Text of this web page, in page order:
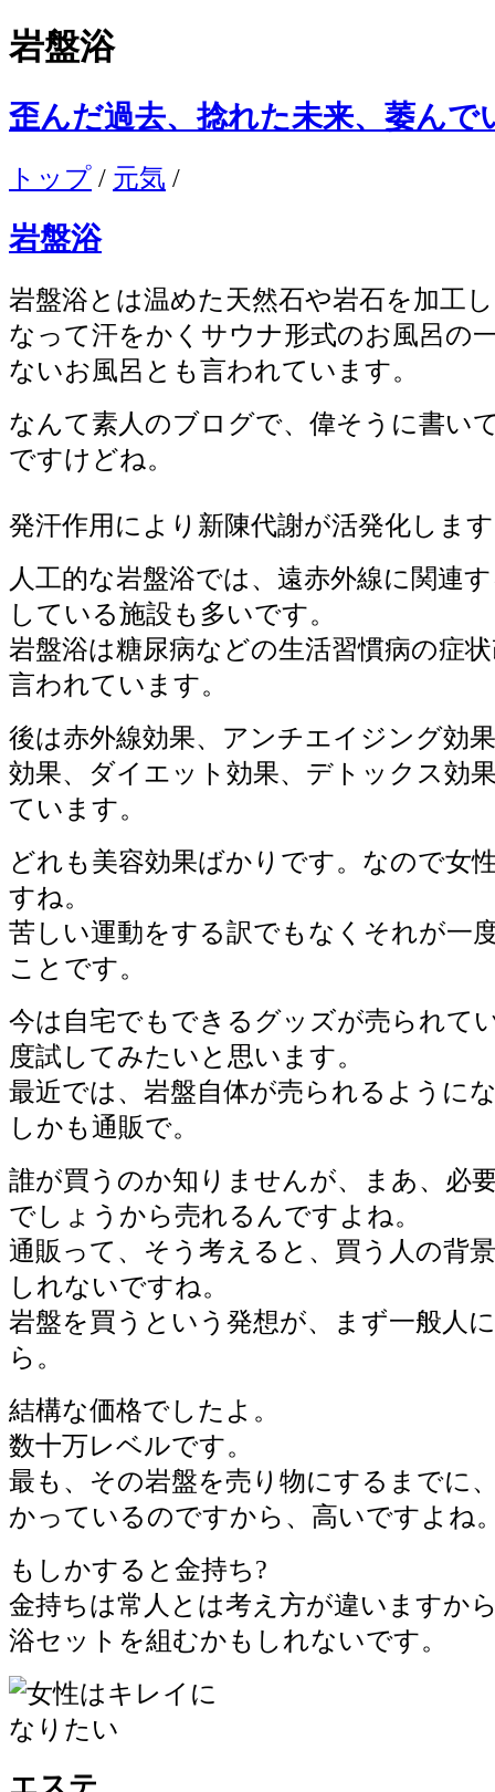
岩盤浴
歪んだ過去、捻れた未来、萎んで
トップ / 元気 /
岩盤浴
岩盤浴とは温めた天然石や岩石を加工
なって汗をかくサウナ形式のお風呂の
ないお風呂とも言われています。
なんて素人のブログで、偉そうに書い
ですけどね。
発汗作用により新陳代謝が活発化しま
人工的な岩盤浴では、遠赤外線に関連
している施設も多いです。
岩盤浴は糖尿病などの生活習慣病の症
言われています。
後は赤外線効果、アンチエイジング効
効果、ダイエット効果、デトックス効
ています。
どれも美容効果ばかりです。なので女
すね。
苦しい運動をする訳でもなくそれが一
ことです。
今は自宅でもできるグッズが売られて
度試してみたいと思います。
最近では、岩盤自体が売られるように
しかも通販で。
誰が買うのか知りませんが、まあ、必
でしょうから売れるんですよね。
通販って、そう考えると、買う人の背
しれないですね。
岩盤を買うという発想が、まず一般人
ら。
結構な価格でしたよ。
数十万レベルです。
最も、その岩盤を売り物にするまでに
かっているのですから、高いですよね
もしかすると金持ち?
金持ちは常人とは考え方が違いますか
浴セットを組むかもしれないです。